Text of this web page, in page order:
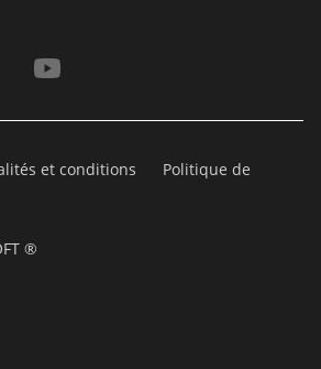
et conditions
Politique de
®